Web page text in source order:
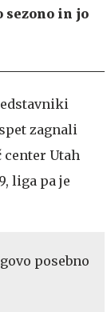
sezono in jo
zagnali
Utah
liga pa je
posebno